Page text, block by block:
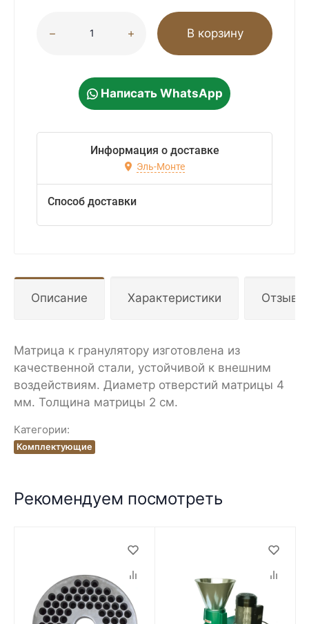
В корзину
Написать WhatsApp
Информация о доставке
Эль-Монте
Способ доставки
Описание Характеристики
Матрица к гранулятору изготовлена из
качественной стали, устойчивой к внешним
воздействиям. Диаметр отверстий матрицы 4
мм. Толщина матрицы 2 см.
Категории:
Комплектующие
Рекомендуем посмотреть